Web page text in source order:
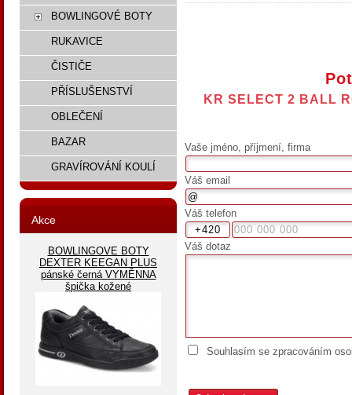
KR SELECT 2 BALL
Vaše jméno, příjmení, firma
Váš email
Váš telefon
Váš dotaz
Souhlasím se zpracováním
BOWLINGOVÉ BOTY
RUKAVICE
ČISTIČE
PŘÍSLUŠENSTVÍ
OBLEČENÍ
BAZAR
GRAVÍROVÁNÍ KOULÍ
Akce
BOWLINGOVE BOTY
DEXTER KEEGAN PLUS
pánské černá VYMĚNNA
špička kožené